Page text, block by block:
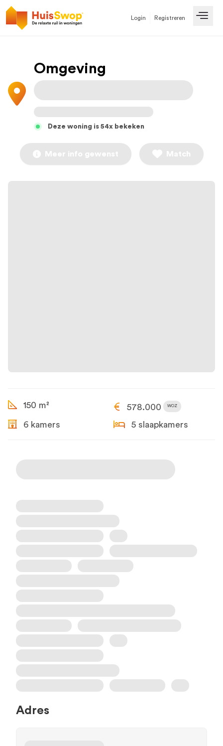
Login Registreren
Omgeving
Deze woning is 54x bekeken
Meer info gewenst Match
150 m² 578.000 WOZ
6 kamers 5 slaapkamers
Adres